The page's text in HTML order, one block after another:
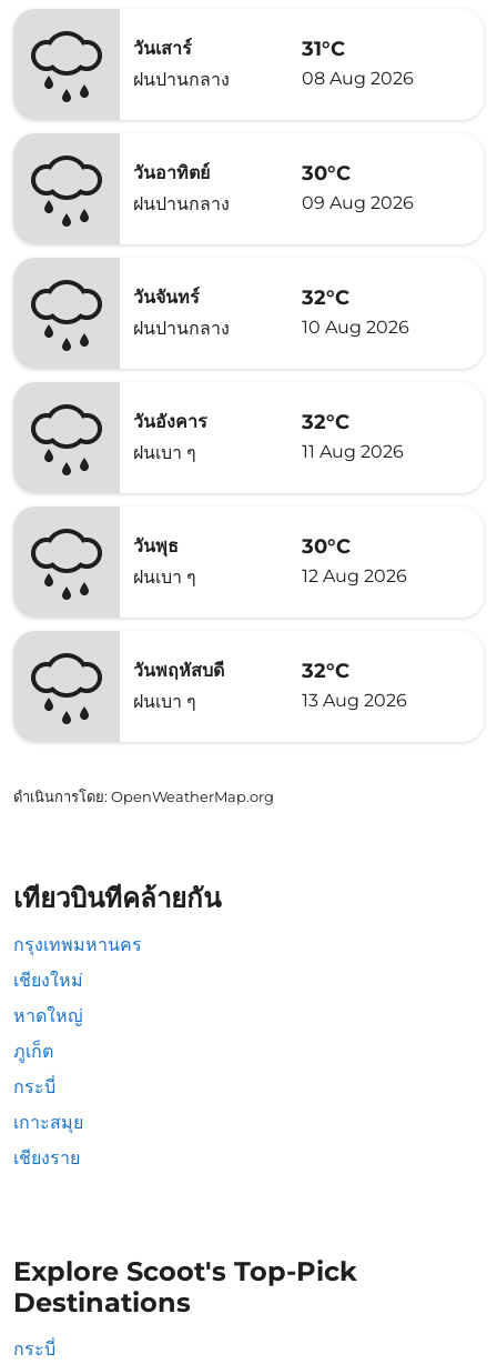
วันเสาร์
ฝนปานกลาง
31°C
08 Aug 2026
วันอาทิตย์
ฝนปานกลาง
30°C
09 Aug 2026
วันจันทร์
ฝนปานกลาง
32°C
10 Aug 2026
วันอังคาร
ฝนเบา ๆ
32°C
11 Aug 2026
วันพุธ
ฝนเบา ๆ
30°C
12 Aug 2026
วันพฤหัสบดี
ฝนเบา ๆ
32°C
13 Aug 2026
ดำเนินการโดย: OpenWeatherMap.org
เที่ยวบินที่คล้ายกัน
กรุงเทพมหานคร
เชียงใหม่
หาดใหญ่
ภูเก็ต
กระบี่
เกาะสมุย
เชียงราย
Explore Scoot's Top-Pick
Destinations
กระบี่